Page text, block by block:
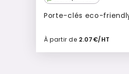
Porte-clés eco-
À partir de 2.07€/HT
Ajouter à mon